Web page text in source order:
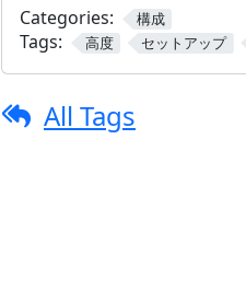
Categories:
構成
Tags: 高度 セットアップ
All Tags